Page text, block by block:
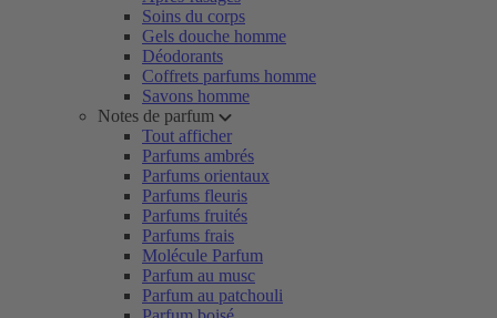
Soins du corps
Gels douche homme
Déodorants
Coffrets parfums homme
Savons homme
Notes de parfum
Tout afficher
Parfums ambrés
Parfums orientaux
Parfums fleuris
Parfums fruités
Parfums frais
Molécule Parfum
Parfum au musc
Parfum au patchouli